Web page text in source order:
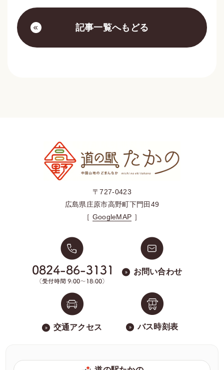
記事一覧へもどる
〒727-0423
広島県庄原市高野町下門田49
［ GoogleMAP ］
お問い合わせ
交通アクセス バス時刻表